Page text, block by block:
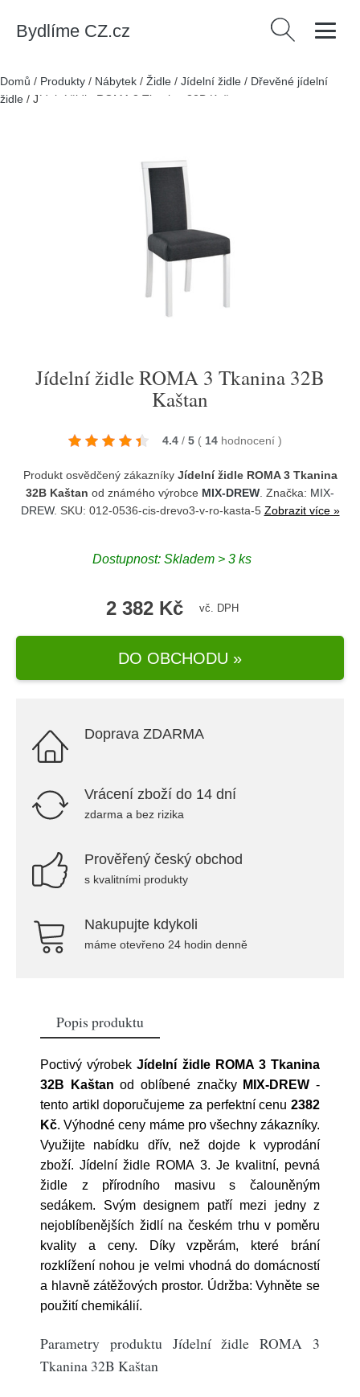
Bydlíme CZ.cz Vyhledávání
Domů / Produkty / Nábytek / Židle / Jídelní židle / Dřevěné jídelní
židle / Jídelní židle ROMA 3 Tkanina 32B Kaštan
Jídelní židle ROMA 3 Tkanina 32B
Kaštan
4.4 / 5 ( 14 hodnocení )
Produkt osvědčený zákazníky Jídelní židle ROMA 3 Tkanina
32B Kaštan od známého výrobce MIX-DREW . Značka: MIX-
DREW. SKU: 012-0536-cis-drevo3-v-ro-kasta-5 Zobrazit více »
Dostupnost: Skladem > 3 ks
2 382 Kč vč. DPH
DO OBCHODU »
Doprava ZDARMA
Vrácení zboží do 14 dní
zdarma a bez rizika
Prověřený český obchod
s kvalitními produkty
Nakupujte kdykoli
máme otevřeno 24 hodin denně
Popis produktu
Poctivý výrobekJídelní židle ROMA 3 Tkanina
32B Kaštan od oblíbené značky MIX-DREW -
tento artikl doporučujeme za perfektní cenu 2382
Kč. Výhodné ceny máme pro všechny zákazníky.
Využijte nabídku dřív, než dojde k vyprodání
zboží. Jídelní židle ROMA 3. Je kvalitní, pevná
židle z přírodního masivu s čalouněným
sedákem. Svým designem patří mezi jedny z
nejoblíbenějších židlí na českém trhu v poměru
kvality a ceny. Díky vzpěrám, které brání
rozklížení nohou je velmi vhodná do domácností
a hlavně zátěžových prostor. Údržba: Vyhněte se
použití chemikálií.
Parametry produktu Jídelní židle ROMA 3
Tkanina 32B Kaštan